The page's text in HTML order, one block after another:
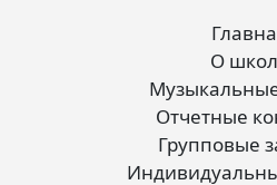
О
Отчетные
Групповые